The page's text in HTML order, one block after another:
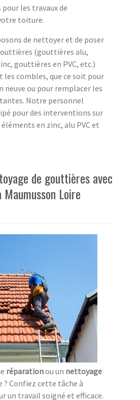
les travaux de
toiture.
de nettoyer et de poser
(gouttières alu,
gouttières en PVC, etc.)
les combles, que ce soit pour
ou pour remplacer les
Notre personnel
pour des interventions sur
en zinc, alu PVC et
de gouttières avec
Loire
réparationou un nettoyage
Confiez cette tâche à
un travail soigné et efficace.